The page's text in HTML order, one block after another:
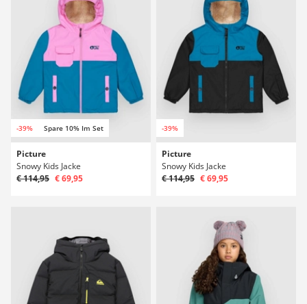
-39% Spare 10% Im Set
Picture
Snowy Kids Jacke
€ 114,95 € 69,95
-39%
Picture
Snowy Kids Jacke
€ 114,95 € 69,95